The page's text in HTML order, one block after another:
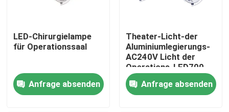
Fabrik-Ausflug
Qualitätskontrolle
Treten Sie mit uns in Verbindung
LED-Chirurgielampe
für Operationssaal
Anfrage absenden
Theater-Licht-der
Aluminiumlegierungs-
AC240V Licht der
Operations-LED700
Doppelt-der Hauben-
LED OTAnfrage absenden